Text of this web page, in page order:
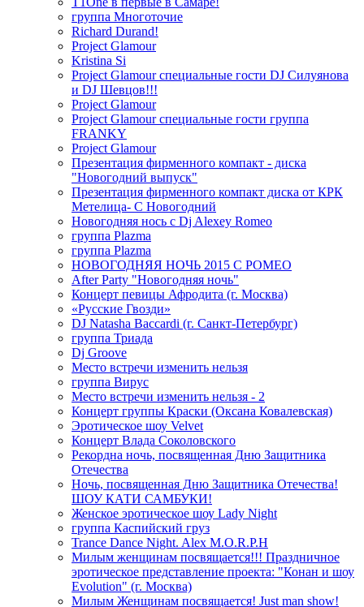
группа Многоточие
Richard Durand!
Project Glamour
Kristina Si
Project Glamour специальные гости DJ Силуянова
и DJ Шевцов!!!
Project Glamour
Project Glamour специальные гости группа
FRANKY
Project Glamour
Презентация фирменного компакт - диска
"Новогодний выпуск"
Презентация фирменного компакт диска от КРК
Метелица- С Новогодний
Новогодняя нось с Dj Alexey Romeo
группа Plazma
группа Plazma
НОВОГОДНЯЯ НОЧЬ 2015 C РОМЕО
After Party "Новогодняя ночь"
Концерт певицы Афродита (г. Москва)
«Русские Гвозди»
DJ Natasha Baccardi (г. Санкт-Петербург)
группа Триада
Dj Groove
Место встречи изменить нельзя
группа Вирус
Место встречи изменить нельзя - 2
Концерт группы Краски (Оксана Ковалевская)
Эротическое шоу Velvet
Концерт Влада Соколовского
Рекордна ночь, посвященная Дню Защитника
Отечества
Ночь, посвященная Дню Защитника Отечества!
ШОУ КАТИ САМБУКИ!
Женское эротическое шоу Lady Night
группа Каспийский груз
Trance Dance Night. Alex M.O.R.P.H
Милым женщинам посвящается!!! Праздничное
эротическое представление проекта: "Конан и шоу
Evolution" (г. Москва)
Милым Женщинам посвящается! Just man show!